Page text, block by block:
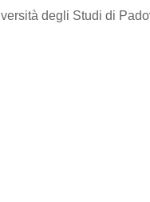
degli Studi di